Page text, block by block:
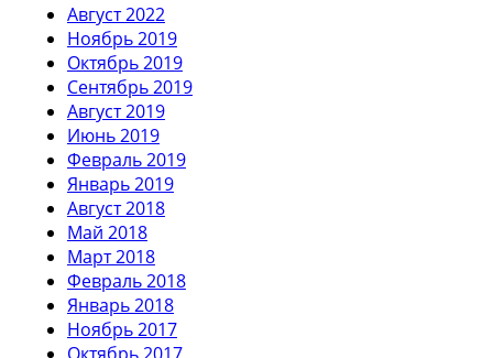
Август 2022
Ноябрь 2019
Октябрь 2019
Сентябрь 2019
Август 2019
Июнь 2019
Февраль 2019
Январь 2019
Август 2018
Май 2018
Март 2018
Февраль 2018
Январь 2018
Ноябрь 2017